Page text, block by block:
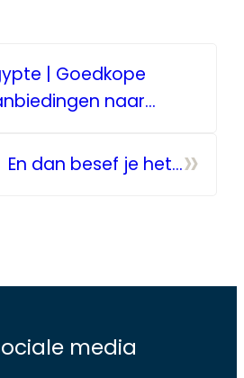
| Goedkope
naar
»
En dan besef je het…
media